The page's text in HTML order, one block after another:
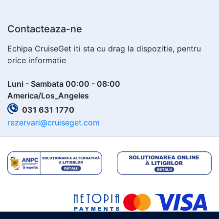
Contacteaza-ne
Echipa CruiseGet iti sta cu drag la dispozitie, pentru
orice informatie
Luni - Sambata 00:00 - 08:00
America/Los_Angeles
031 631 1770
rezervari@cruiseget.com